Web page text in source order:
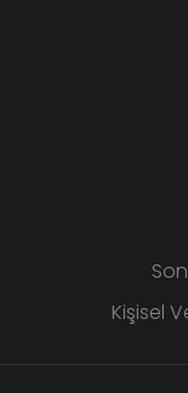
Kişisel